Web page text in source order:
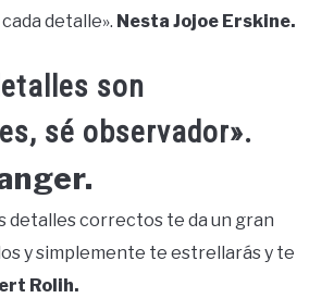
detalle». Nesta Jojoe Erskine.
son
sé observador».
detalles correctos te da un gran
y simplemente te estrellarás y te
Rolih.